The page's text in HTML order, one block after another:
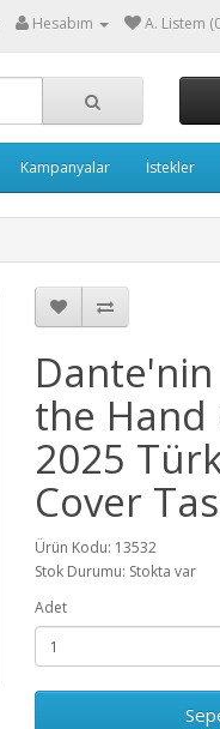
Hesabım A. Listem
Kampanyalar İstekler
the Hand
2025
Cover
Ürün Kodu: 13532
Stok Durumu: Stokta var
Adet